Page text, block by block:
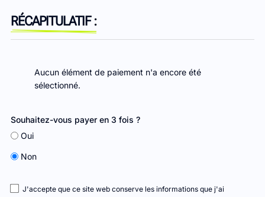
RÉCAPITULATIF :
Aucun élément de paiement n'a encore été
sélectionné.
Souhaitez-vous payer en 3 fois ?
Oui
Non
J'accepte que ce site web conserve les informations que j'ai